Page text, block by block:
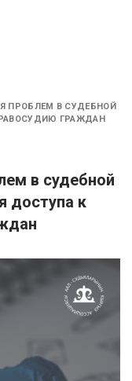
ПРОБЛЕМ В СУДЕБНОЙ
ГРАЖДАН
в судебной
доступа к